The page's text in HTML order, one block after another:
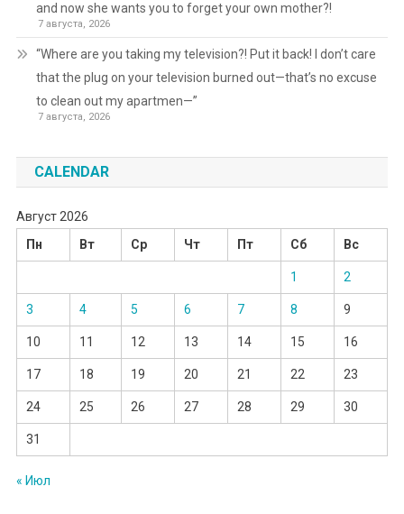
and now she wants you to forget your own mother?!
7 августа, 2026
“Where are you taking my television?! Put it back! I don’t care
that the plug on your television burned out—that’s no excuse
to clean out my apartmen—”
7 августа, 2026
CALENDAR
Август 2026
Пн
Вт Ср Чт Пт Сб Вс
1 2
3 4 5 6 7 8 9
10 11 12 13 14 15 16
17 18 19 20 21 22 23
24 25 26 27 28 29 30
31
« Июл